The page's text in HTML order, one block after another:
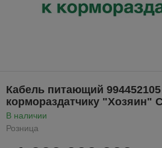
Кабель питающий 994452105
кормораздатчику "Хозяин"
В наличии
Розница